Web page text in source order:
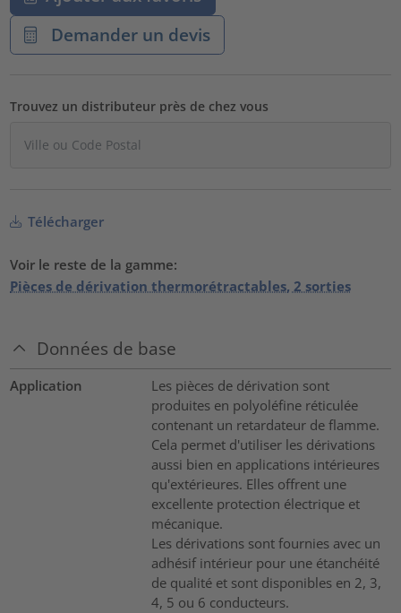
Demander un devis
Trouvez un distributeur près de chez vous
Télécharger
Voir le reste de la gamme:
Pièces de dérivation thermorétractables, 2 sorties
Données de base
Application
Les pièces de dérivation sont
produites en polyoléfine réticulée
contenant un retardateur de flamme.
Cela permet d'utiliser les dérivations
aussi bien en applications intérieures
qu'extérieures. Elles offrent une
excellente protection électrique et
mécanique.
Les dérivations sont fournies avec un
adhésif intérieur pour une étanchéité
de qualité et sont disponibles en 2, 3,
4, 5 ou 6 conducteurs.